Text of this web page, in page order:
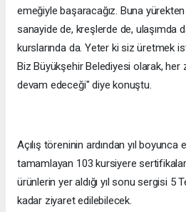
emeğiyle başaracağız. Buna yürekten
sanayide de, kreşlerde de, ulaşımda
kurslarında da. Yeter ki siz üretmek
Biz Büyükşehir Belediyesi olarak, her
devam edeceği" diye konuştu.
Açılış töreninin ardından yıl boyunca
tamamlayan 103 kursiyere
ürünlerin yer aldığı yıl sonu sergisi 5
kadar ziyaret edilebilecek.